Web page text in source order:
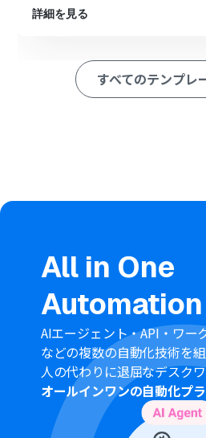
ションを設定します。
■このワークフローのカスタムポイ
することも可能です。
NotionとWordPress.orgのそ
ください。
詳細を見る
すべてのテンプレ
All in One
Automation
AIエージェント・API・ワー
などの複数の自動化技術を組
人の代わりに退屈なデスク
オールインワンの自動化プ